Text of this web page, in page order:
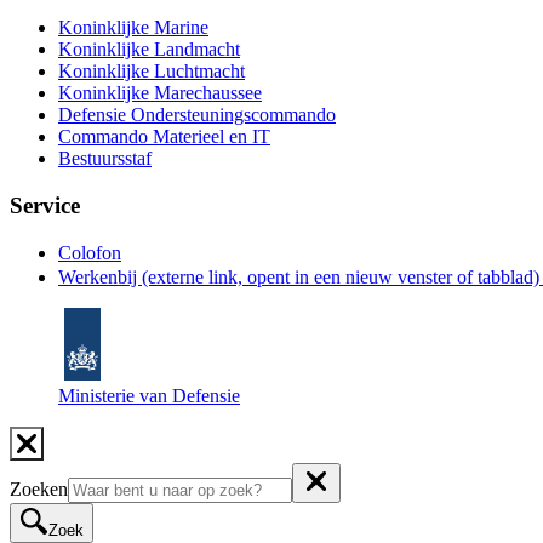
Koninklijke Marine
Koninklijke Landmacht
Koninklijke Luchtmacht
Koninklijke Marechaussee
Defensie Ondersteuningscommando
Commando Materieel en IT
Bestuursstaf
Service
Colofon
Werkenbij (externe link, opent in een nieuw venster of tabblad)
Ministerie van Defensie
Zoeken
Zoek